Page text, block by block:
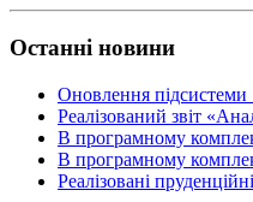
Останні новини
Оновлення підсистеми
Реалізований звіт
В програмному
В програмному
Реалізовані